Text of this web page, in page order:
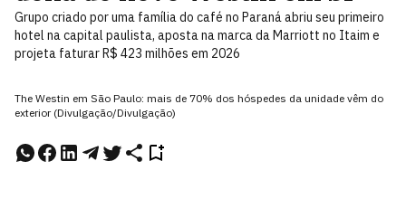
Grupo criado por uma família do café no Paraná abriu seu primeiro
hotel na capital paulista, aposta na marca da Marriott no Itaim e
projeta faturar R$ 423 milhões em 2026
The Westin em São Paulo: mais de 70% dos hóspedes da unidade vêm do
exterior (Divulgação/Divulgação)